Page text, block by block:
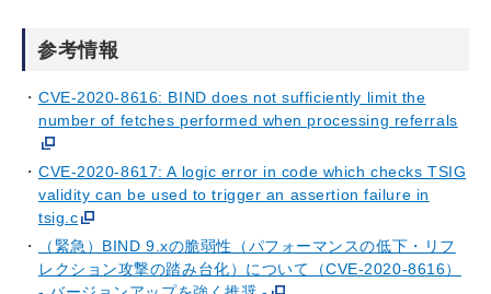
参考情報
CVE-2020-8616: BIND does not sufficiently limit the
number of fetches performed when processing referrals
CVE-2020-8617: A logic error in code which checks TSIG
validity can be used to trigger an assertion failure in
tsig.c
（緊急）BIND 9.xの脆弱性（パフォーマンスの低下・リフ
レクション攻撃の踏み台化）について（CVE-2020-8616）